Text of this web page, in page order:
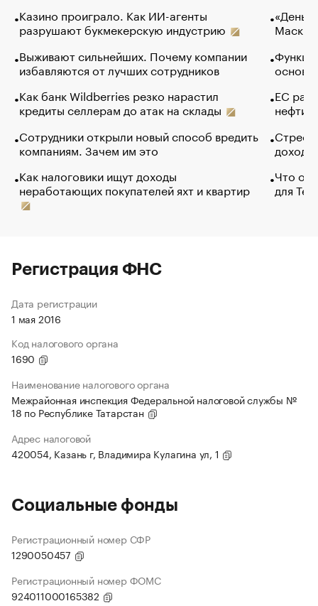
Казино проиграло. Как ИИ-агенты
разрушают букмекерскую индустрию
Выживают сильнейших. Почему компании
избавляются от лучших сотрудников
Как банк Wildberries резко нарастил
кредиты селлерам до атак на склады
Сотрудники открыли новый способ вредить
компаниям. Зачем им это
Как налоговики ищут доходы
неработающих покупателей яхт и квартир
Маск в
основ
ЕС
нефти
Что
для
Регистрация ФНС
Дата регистрации
1 мая 2016
Код налогового органа
1690
Наименование налогового органа
Межрайонная инспекция Федеральной налоговой службы №
18 по Республике Татарстан
Адрес налоговой
420054, Казань г, Владимира Кулагина ул, 1
Социальные фонды
Регистрационный номер СФР
1290050457
Регистрационный номер ФОМС
924011000165382